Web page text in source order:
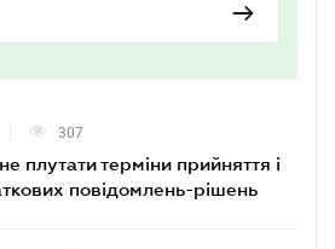
307
плутати терміни прийняття і
повідомлень-рішень